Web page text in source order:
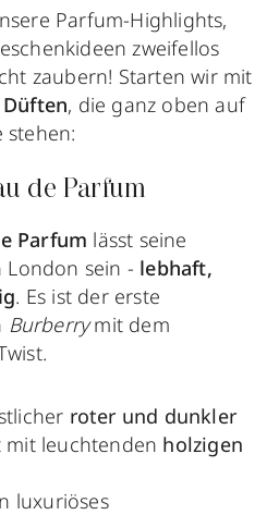
Parfum-Highlights,
zweifellos
zaubern! Starten wir mit
, die ganz oben auf
stehen:
de Parfum
Parfum lässt seine
London sein - lebhaft,
. Es ist der erste
Burberrymit dem
roter und dunkler
mit leuchtenden holzigen
luxuriöses